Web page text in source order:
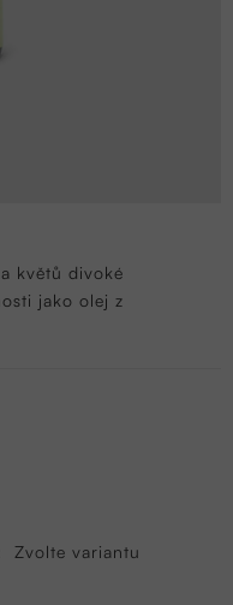
květů divoké
jako olej z
Zvolte variantu